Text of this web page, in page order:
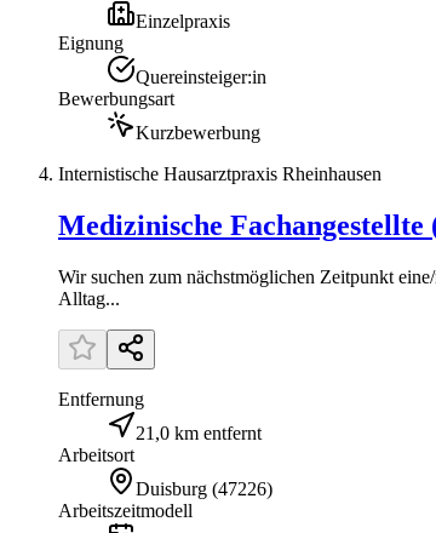
Einzelpraxis
Eignung
Quereinsteiger:in
Bewerbungsart
Kurzbewerbung
Internistische Hausarztpraxis Rheinhausen
Medizinische
Wir suchen zum nächstmöglichen Zeitpunkt
Alltag...
Entfernung
21,0 km entfernt
Arbeitsort
Duisburg (47226)
Arbeitszeitmodell